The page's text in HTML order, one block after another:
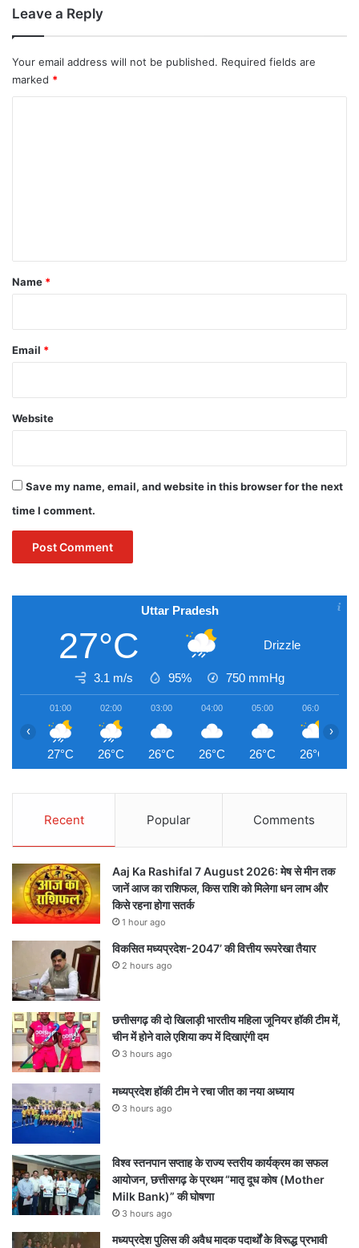
Leave a Reply
Your email address will not be published. Required fields are
marked *
*
Name *
Email *
Website
Save my name, email, and website in this browser for the next
time I comment.
Uttar Pradesh
27°C Drizzle
3.1 m/s 95% 750 mmHg
01:00
27°C
02:00
26°C
03:00
26°C
04:00
26°C
05:00
26°C
06:00
26°C
‹ ›
Recent Popular Comments
Aaj Ka Rashifal 7 August 2026: मेष से मीन तक
जानें आज का राशिफल, किस राशि को मिलेगा धन लाभ और
किसे रहना होगा सतर्क
1 hour ago
विकसित मध्यप्रदेश-2047’ की वित्तीय रूपरेखा तैयार
2 hours ago
छत्तीसगढ़ की दो खिलाड़ी भारतीय महिला जूनियर हॉकी टीम में,
चीन में होने वाले एशिया कप में दिखाएंगी दम
3 hours ago
मध्यप्रदेश हॉकी टीम ने रचा जीत का नया अध्याय
3 hours ago
विश्व स्तनपान सप्ताह के राज्य स्तरीय कार्यक्रम का सफल
आयोजन, छत्तीसगढ़ के प्रथम “मातृ दूध कोष (Mother
Milk Bank)” की घोषणा
3 hours ago
मध्यप्रदेश पुलिस की अवैध मादक पदार्थों के विरूद्ध प्रभावी